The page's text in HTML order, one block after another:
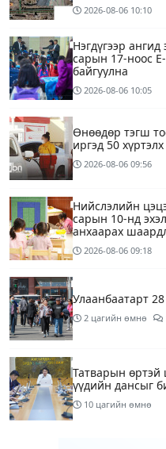
2026-08-06 10:10
Нэгдүгээр ангид
сарын 17-ноос
байгуулна
2026-08-06 10:05
Өнөөдөр тэгш
иргэд 50
2026-08-06 09:56
Нийслэлийн
сарын 10-нд
анхаарах
2026-08-06 09:18
Улаанбаатарт
2 цагийн өмнө
Татварын өртэй
үүдийн дансыг
10 цагийн өмнө